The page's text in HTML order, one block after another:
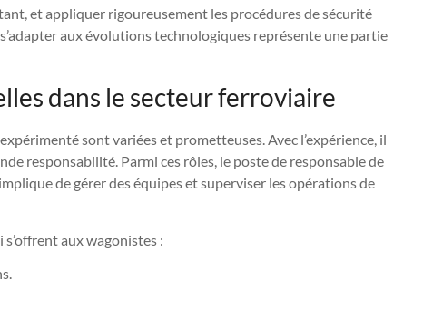
et appliquer rigoureusement les procédures de sécurité
aux évolutions technologiques représente une partie
dans le secteur ferroviaire
sont variées et prometteuses. Avec l’expérience, il
responsabilité. Parmi ces rôles, le poste de responsable de
de gérer des équipes et superviser les opérations de
aux wagonistes :